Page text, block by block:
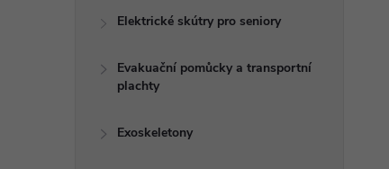
Elektrické skútry pro seniory
Evakuační pomůcky a transportní
plachty
Exoskeletony